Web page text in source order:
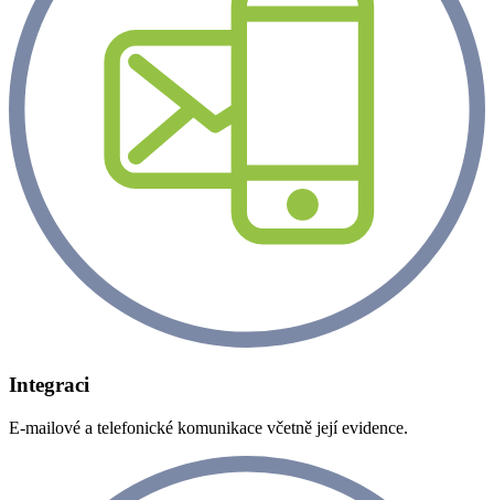
Integraci
E-mailové a telefonické komunikace včetně její evidence.